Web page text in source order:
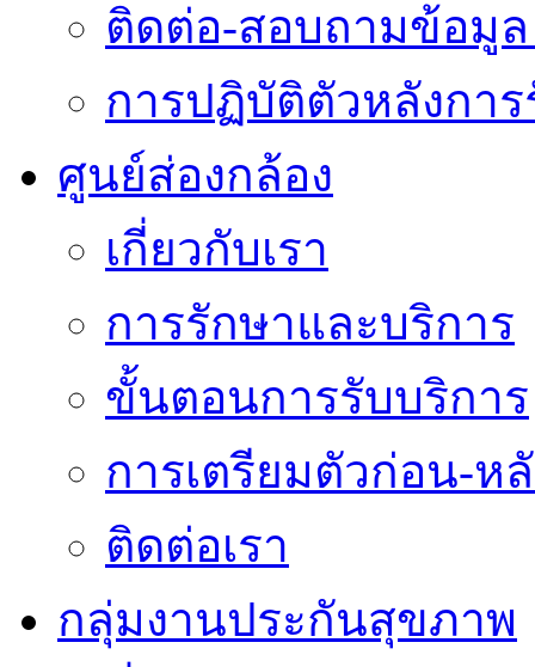
ติดต่อ-สอบถามข้อมู
การปฏิบัติตัวหลังการ
ศูนย์ส่องกล้อง
เกี่ยวกับเรา
การรักษาและบริการ
ขั้นตอนการรับบริการ
การเตรียมตัวก่อน-ห
ติดต่อเรา
กลุ่มงานประกันสุขภาพ